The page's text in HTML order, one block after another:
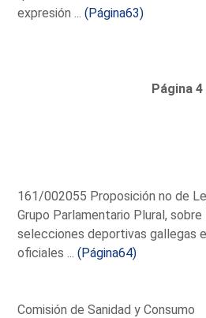
expresión ...(Página63)
Página 4
161/002055 Proposición no de
Grupo Parlamentario Plural,
selecciones deportivas gallegas
oficiales ...(Página64)
Comisión de Sanidad y Consumo